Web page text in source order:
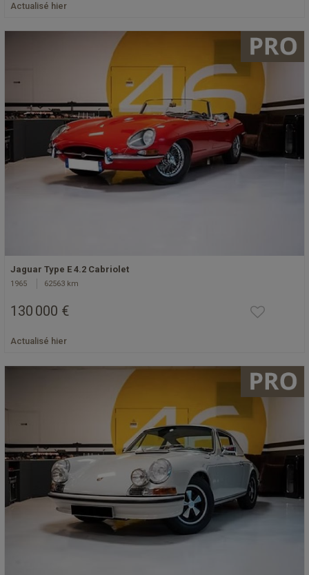
Actualisé hier
Jaguar Type E 4.2 Cabriolet
1965 62563 km
130 000 €
Actualisé hier